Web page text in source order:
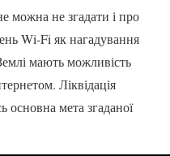
можна не згадати і про
Wi-Fi як нагадування
мають можливість
Ліквідація
основна мета згаданої